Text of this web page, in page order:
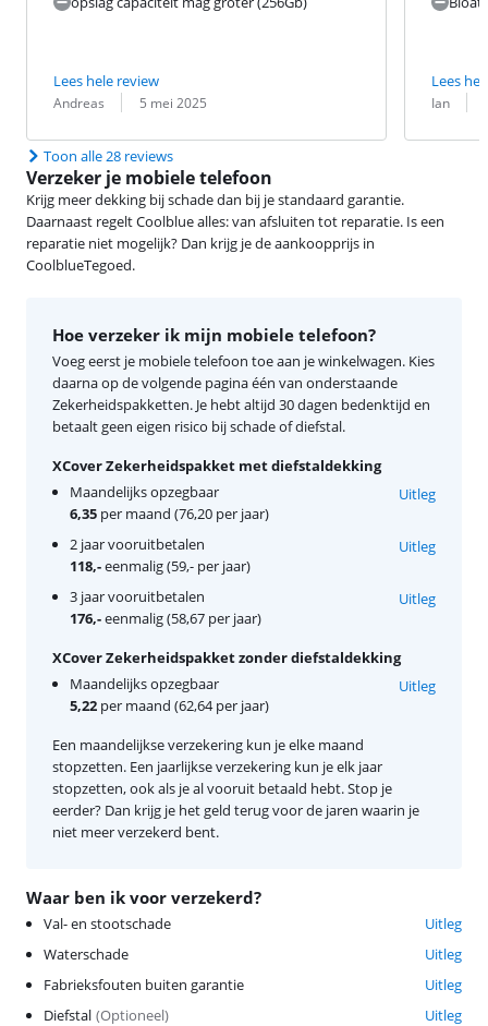
Lees hele review
Beoordeling door:
Andreas
Datum: 5 mei 2025
Lees
Ian
Datum:
Toon alle 28 reviews
Verzeker je mobiele telefoon
Krijg meer dekking bij schade dan bij je standaard garantie.
Daarnaast regelt Coolblue alles: van afsluiten tot reparatie. Is een
reparatie niet mogelijk? Dan krijg je de aankoopprijs in
CoolblueTegoed.
Waar ben ik voor verzekerd?
Val- en stootschade
Uitleg
Waterschade
Uitleg
Fabrieksfouten buiten garantie
Uitleg
Diefstal (Optioneel) Uitleg
Hoe verzeker ik mijn mobiele telefoon?
Voeg eerst je mobiele telefoon toe aan je winkelwagen. Kies
daarna op de volgende pagina één van onderstaande
Zekerheidspakketten. Je hebt altijd 30 dagen bedenktijd en
betaalt geen eigen risico bij schade of diefstal.
XCover Zekerheidspakket met diefstaldekking
Maandelijks opzegbaar
6,35 per maand (76,20 per jaar)
Uitleg
2 jaar vooruitbetalen
118,-eenmalig (59,- per jaar)
Uitleg
3 jaar vooruitbetalen
176,-eenmalig (58,67 per jaar)
Uitleg
XCover Zekerheidspakket zonder diefstaldekking
Maandelijks opzegbaar
5,22 per maand (62,64 per jaar)
Uitleg
Een maandelijkse verzekering kun je elke maand
stopzetten. Een jaarlijkse verzekering kun je elk jaar
stopzetten, ook als je al vooruit betaald hebt. Stop je
eerder? Dan krijg je het geld terug voor de jaren waarin je
niet meer verzekerd bent.